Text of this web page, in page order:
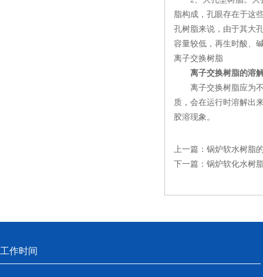
脂构成，孔眼存在于这
孔树脂来说，由于其大
容量较低，再生时酸、
离子交换树脂
离子交换树脂的溶
离子交换树脂应为不
质，会在运行时溶解出
胶溶现象。
上一篇： 锅炉软水树脂
下一篇： 锅炉软化水树
工作时间